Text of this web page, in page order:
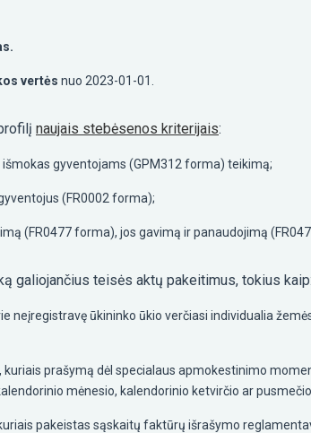
vertės nuo 2023-01-01.
naujais stebėsenos kriterijais:
išmokas gyventojams (GPM312 forma) teikimą;
(FR0002 forma);
(FR0477 forma), jos gavimą ir panaudojimą
galiojančius teisės aktų pakeitimus, tokius kaip:
neįregistravę ūkininko ūkio verčiasi individualia
kuriais prašymą dėl specialaus apmokestinimo
mėnesio, kalendorinio ketvirčio ar pusmečio.
pakeistas sąskaitų faktūrų išrašymo